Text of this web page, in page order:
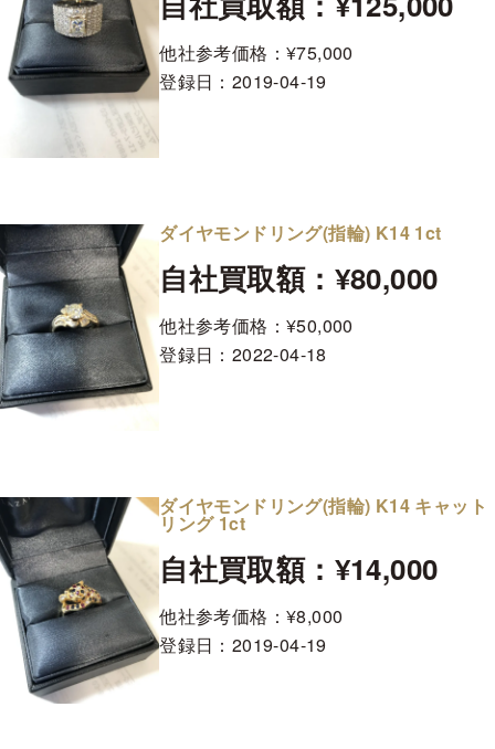
他社参考価格：¥75,000
登録日： 2019-04-19
ダイヤモンドリング(指輪) K14 1ct
自社買取額：¥80,000
他社参考価格：¥50,000
登録日： 2022-04-18
ダイヤモンドリング(指輪) K14 キャット
リング 1ct
自社買取額：¥14,000
他社参考価格：¥8,000
登録日： 2019-04-19